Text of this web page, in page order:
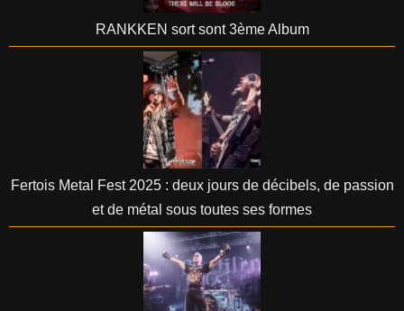
RANKKEN sort sont 3ème Album
Fertois Metal Fest 2025 : deux jours de décibels, de passion
et de métal sous toutes ses formes